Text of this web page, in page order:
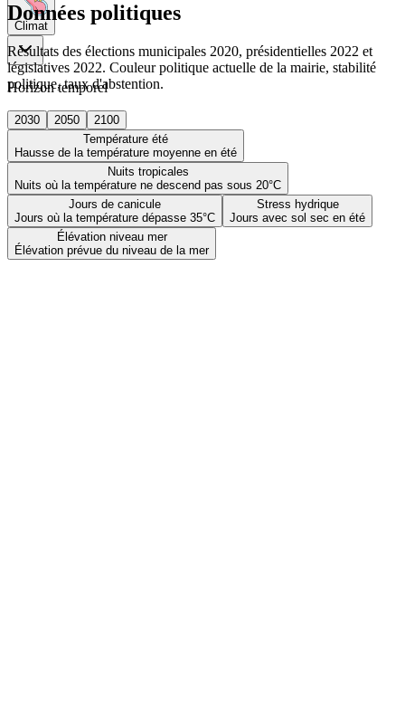
Climat
Horizon temporel
2030 2050
2100
Température été
Hausse de la température moyenne en été
Nuits tropicales
Nuits où la température ne descend pas sous 20°C
Jours de canicule
Jours où la température dépasse 35°C
Stress hydrique
Jours avec sol sec en été
Élévation niveau mer
Élévation prévue du niveau de la mer
Données politiques
Résultats des élections municipales 2020, présidentielles 2022 et
législatives 2022. Couleur politique actuelle de la mairie, stabilité
politique, taux d'abstention.